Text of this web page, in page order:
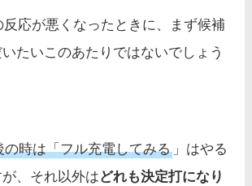
反応が悪くなったときに、まず候補
たいこのあたりではないでしょう
の時は「フル充電してみる 」はやる
、それ以外はどれも決定打になり